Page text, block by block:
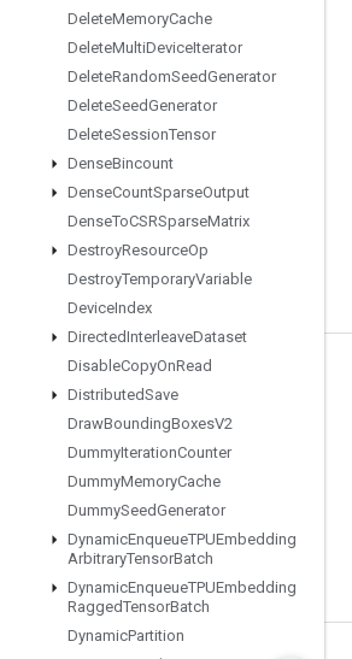
DeleteMemoryCache
DeleteMultiDeviceIterator
DeleteRandomSeedGenerator
DeleteSeedGenerator
DeleteSessionTensor
DenseBincount
DenseCountSparseOutput
DenseToCSRSparseMatrix
DestroyResourceOp
DestroyTemporaryVariable
DeviceIndex
DirectedInterleaveDataset
DisableCopyOnRead
DistributedSave
DrawBoundingBoxesV2
DummyIterationCounter
DummyMemoryCache
DummySeedGenerator
DynamicEnqueueTPUEmbedding
ArbitraryTensorBatch
DynamicEnqueueTPUEmbedding
RaggedTensorBatch
DynamicPartition
Tetap terhubung
Forum
Twitter